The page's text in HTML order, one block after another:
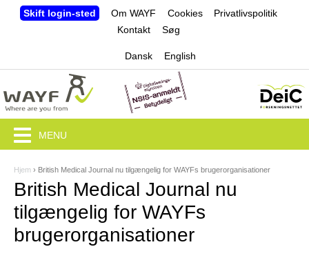
Jump to navigation
Skift login-sted Om WAYF Cookies
Privatlivspolitik
Kontakt
Søg
Dansk English
D
u
e
Hjem › British Medical Journal nu tilgængelig for WAYFs brugerorganisationer
British Medical Journal nu
tilgængelig for WAYFs
brugerorganisationer
MENU